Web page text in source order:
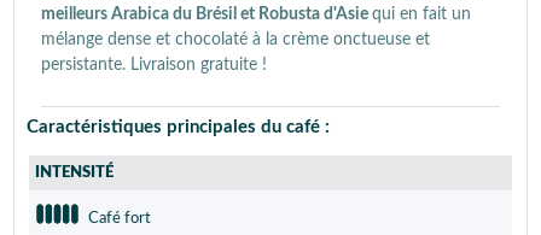
meilleurs Arabica du Brésil et Robusta d'Asie qui en fait un
mélange dense et chocolaté à la crème onctueuse et
persistante. Livraison gratuite !
Caractéristiques principales du café :
INTENSITÉ
Café fort